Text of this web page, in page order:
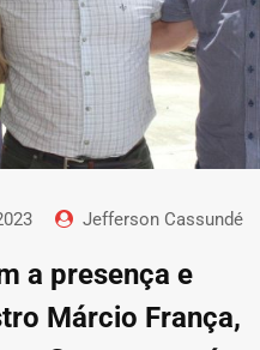
Jefferson Cassundé
a presença e
Márcio França,